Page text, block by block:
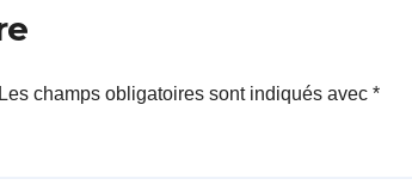
Les champs obligatoires sont indiqués avec *